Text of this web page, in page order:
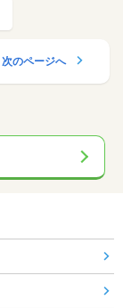
次のページへ